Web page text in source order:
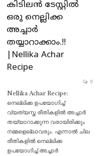
കിടിലൻ ടേസ്റ്റിൽ
ഒരു നെല്ലിക്ക
അച്ചാർ
തയ്യാറാക്കാം.!!
|Nellika Achar
Recipe
0
Nellika Achar Recipe:
നെല്ലിക്ക ഉപയോഗിച്ച്
വ്യത്യസ്ത രീതികളിൽ അച്ചാർ
തയ്യാറാക്കുന്ന വരായിരിക്കും
നമ്മളെല്ലാവരും. എന്നാൽ ചില
രീതികളിൽ നെല്ലിക്ക
ഉപയോഗിച്ച് അച്ചാർ